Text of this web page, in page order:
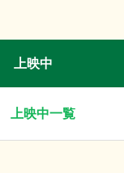
上映中
上映中一覧